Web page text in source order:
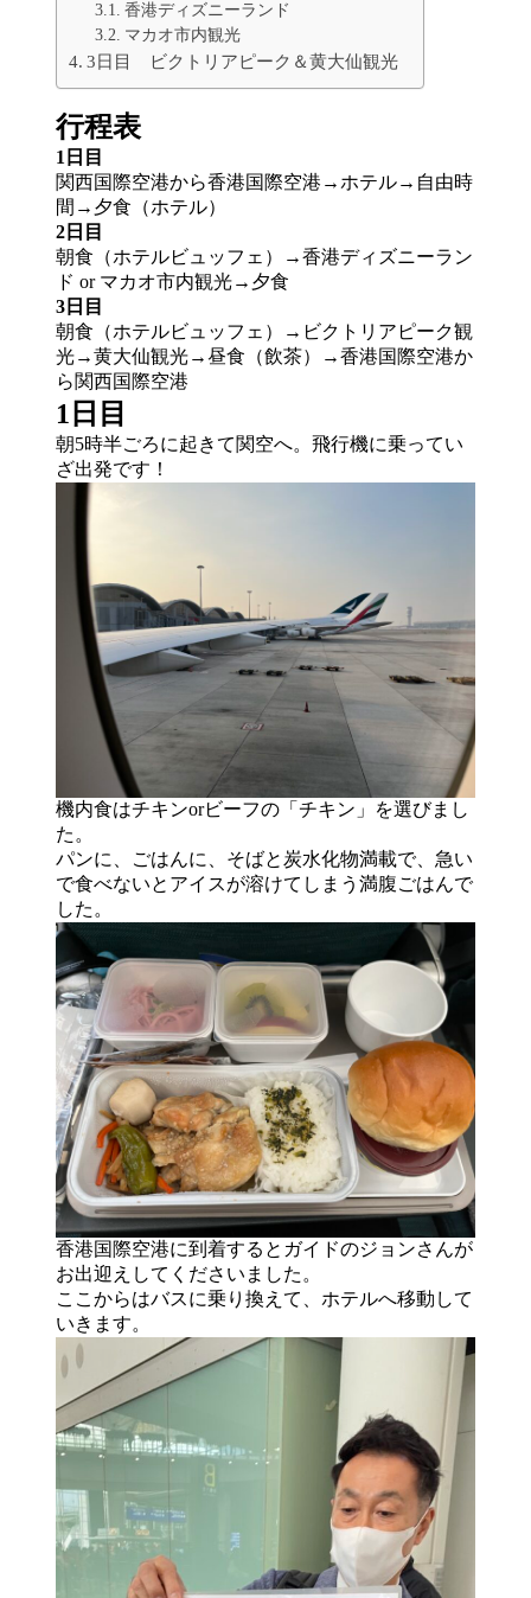
香港ディズニーランド
マカオ市内観光
3日目 ビクトリアピーク＆黄大仙観光
行程表
1日目
関西国際空港から香港国際空港→ホテル→自由時
間→夕食（ホテル）
2日目
朝食（ホテルビュッフェ）→香港ディズニーラン
ド or マカオ市内観光→夕食
3日目
朝食（ホテルビュッフェ）→ビクトリアピーク観
光→黄大仙観光→昼食（飲茶）→香港国際空港か
ら関西国際空港
1日目
朝5時半ごろに起きて関空へ。飛行機に乗ってい
ざ出発です！
機内食はチキンorビーフの「チキン」を選びまし
た。
パンに、ごはんに、そばと炭水化物満載で、急い
で食べないとアイスが溶けてしまう満腹ごはんで
した。
香港国際空港に到着するとガイドのジョンさんが
お出迎えしてくださいました。
ここからはバスに乗り換えて、ホテルへ移動して
いきます。